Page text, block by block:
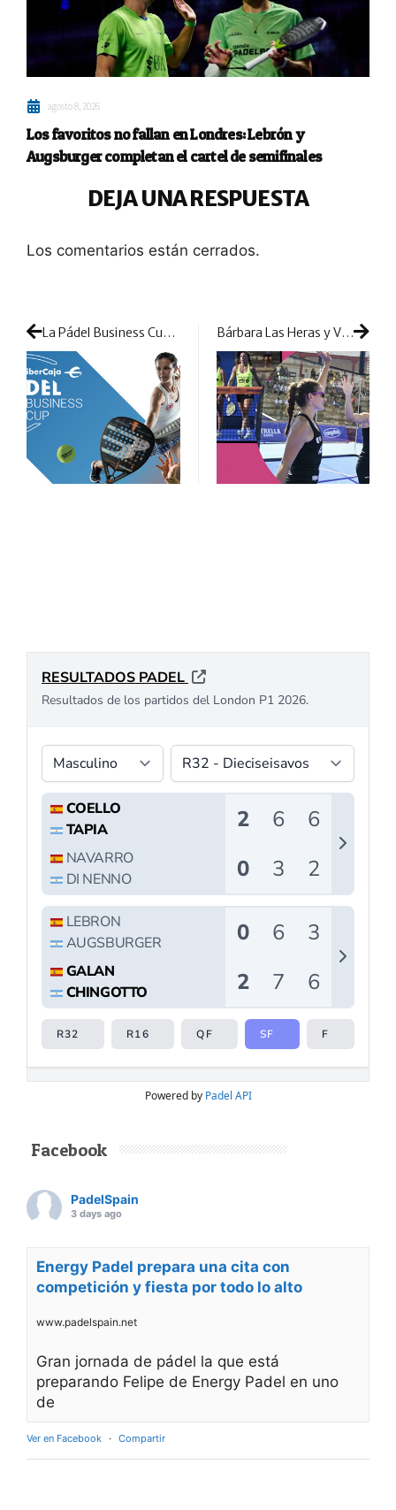
agosto 8, 2026
Los favoritos no fallan en Londres: Lebrón y
Augsburger completan el cartel de semifinales
DEJA UNA RESPUESTA
Los comentarios están cerrados.
La Pádel Business Cup regresa a la actividad: Madrid abre una gran temporada de competición Bárbara Las Heras y Vero Virseda: el primer título de una pareja que ilusiona y que apunta alto
Powered by Padel API
Facebook
PadelSpain
3 days ago
Energy Padel prepara una cita con
competición y fiesta por todo lo alto
www.padelspain.net
Gran jornada de pádel la que está
preparando Felipe de Energy Padel en uno
de
Ver en Facebook · Compartir